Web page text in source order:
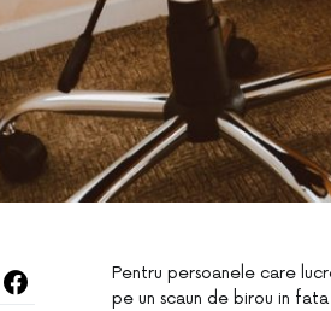
Pentru persoanele care
pe un scaun de birou in